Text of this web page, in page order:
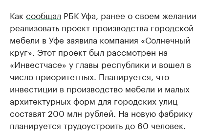
Как сообщал РБК Уфа, ранее о своем желании
реализовать проект производства городской
мебели в Уфе заявила компания «Солнечный
круг». Этот проект был рассмотрен на
«Инвестчасе» у главы республики и вошел в
число приоритетных. Планируется, что
инвестиции в производство мебели и малых
архитектурных форм для городских улиц
составят 200 млн рублей. На новую фабрику
планируется трудоустроить до 60 человек.